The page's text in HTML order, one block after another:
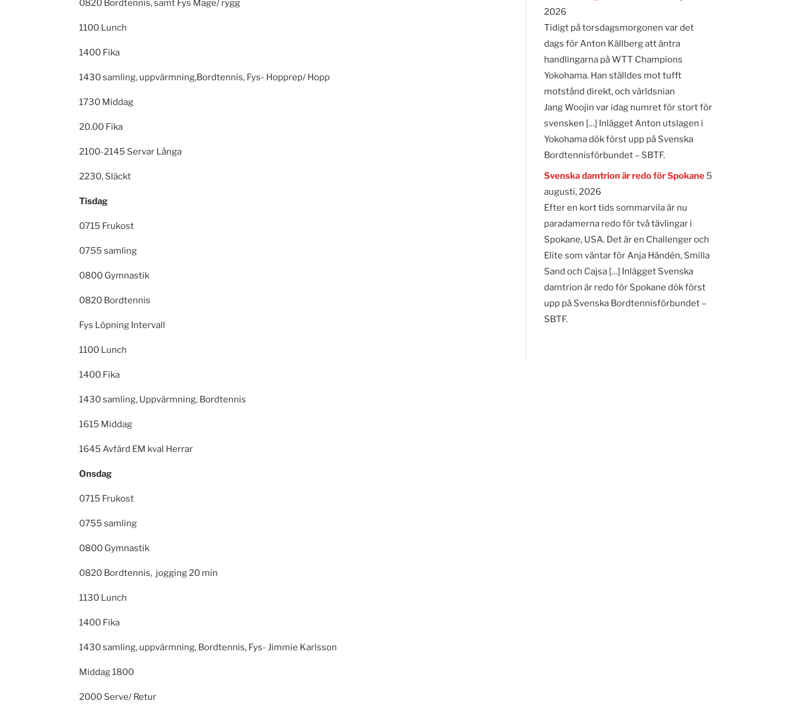
0820 Bordtennis, samt Fys Mage/ rygg
1100 Lunch
1400 Fika
1430 samling, uppvärmning,Bordtennis, Fys- Hopprep/ Hopp
1730 Middag
20.00 Fika
2100-2145 Servar Långa
2230, Släckt
Tisdag
0715 Frukost
0755 samling
0800 Gymnastik
0820 Bordtennis
Fys Löpning Intervall
1100 Lunch
1400 Fika
1430 samling, Uppvärmning, Bordtennis
1615 Middag
1645 Avfärd EM kval Herrar
Onsdag
0715 Frukost
0755 samling
0800 Gymnastik
0820 Bordtennis, jogging 20 min
1130 Lunch
1400 Fika
1430 samling, uppvärmning, Bordtennis, Fys- Jimmie Karlsson
Middag 1800
2000 Serve/ Retur
2026
Tidigt på torsdagsmorgonen var det
dags för Anton Källberg att äntra
handlingarna på WTT Champions
Yokohama. Han ställdes mot tufft
motstånd direkt, och världsnian
Jang Woojin var idag numret för stort för
svensken […] Inlägget Anton utslagen i
Yokohama dök först upp på Svenska
Bordtennisförbundet – SBTF.
Svenska damtrion är redo för Spokane 5
augusti, 2026
Efter en kort tids sommarvila är nu
paradamerna redo för två tävlingar i
Spokane, USA. Det är en Challenger och
Elite som väntar för Anja Händén, Smilla
Sand och Cajsa […] Inlägget Svenska
damtrion är redo för Spokane dök först
upp på Svenska Bordtennisförbundet –
SBTF.